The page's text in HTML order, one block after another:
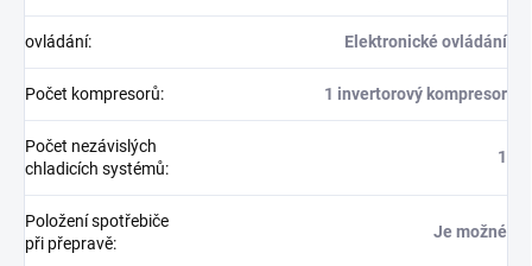
ovládání: Elektronické ovládání
Počet kompresorů: 1 invertorový kompresor
Počet nezávislých
chladicích systémů:
1
Položení spotřebiče
při přepravě:
Je možné